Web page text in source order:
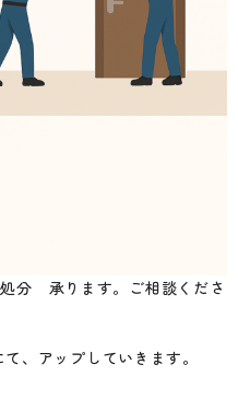
分 承ります。ご相談くださ
、アップしていきます。